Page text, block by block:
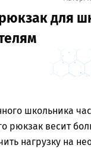
для
школьника
рюкзак весит
нагрузку на